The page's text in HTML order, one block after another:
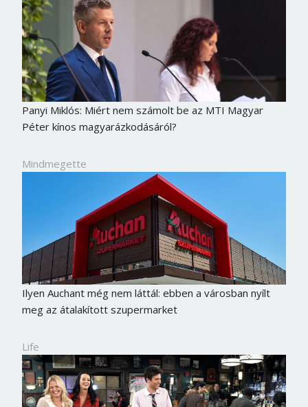
Panyi Miklós: Miért nem számolt be az MTI Magyar
Péter kínos magyarázkodásáról?
Mindmegette
Ilyen Auchant még nem láttál: ebben a városban nyílt
meg az átalakított szupermarket
Life